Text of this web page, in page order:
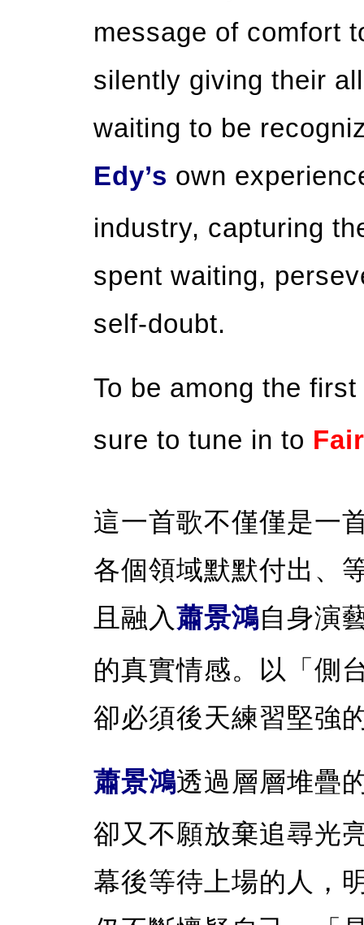
message of comfort
silently giving their
waiting to be
Edy’s own
industry, capturing
spent waiting,
self-doubt.
To be among the
sure to tune in to
這一首歌不僅僅是一
各個領域默默付出、
且融入蕭景鴻自身演
的真實情感。以「側
卻必須後天練習堅強
蕭景鴻透過層層堆疊
卻又不願放棄追尋光
幕後等待上場的人，